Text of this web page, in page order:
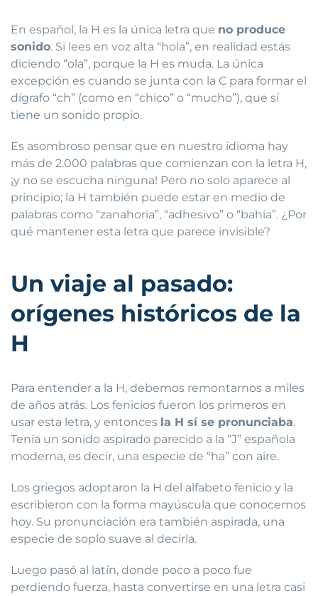
En español, la H es la única letra que no produce
sonido. Si lees en voz alta “hola”, en realidad estás
diciendo “ola”, porque la H es muda. La única
excepción es cuando se junta con la C para formar el
dígrafo “ch” (como en “chico” o “mucho”), que sí
tiene un sonido propio.
Es asombroso pensar que en nuestro idioma hay
más de 2.000 palabras que comienzan con la letra H,
¡y no se escucha ninguna! Pero no solo aparece al
principio; la H también puede estar en medio de
palabras como “zanahoria”, “adhesivo” o “bahía”. ¿Por
qué mantener esta letra que parece invisible?
Un viaje al pasado:
orígenes históricos de la
H
Para entender a la H, debemos remontarnos a miles
de años atrás. Los fenicios fueron los primeros en
usar esta letra, y entonces la H sí se pronunciaba.
Tenía un sonido aspirado parecido a la “J” española
moderna, es decir, una especie de “ha” con aire.
Los griegos adoptaron la H del alfabeto fenicio y la
escribieron con la forma mayúscula que conocemos
hoy. Su pronunciación era también aspirada, una
especie de soplo suave al decirla.
Luego pasó al latín, donde poco a poco fue
perdiendo fuerza, hasta convertirse en una letra casi